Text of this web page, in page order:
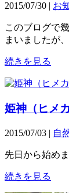
2015/07/30 | お
このブログで
まいましたが
続きを見る
姫神（ヒメカ
2015/07/03 | 自
先日から始め
続きを見る